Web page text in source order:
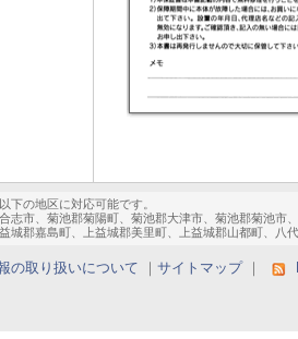
下の地区に対応可能です。
志市、菊池郡菊陽町、菊池郡大津市、菊池郡菊池市
城郡嘉島町、上益城郡美里町、上益城郡山都町、八
の取り扱いについて ｜ サイトマップ｜